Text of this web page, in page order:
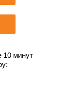
10 минут